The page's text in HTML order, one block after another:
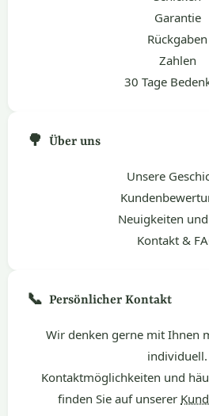
Garantie
Rückgaben
Zahlen
30 Tage
🌳 Über uns
Unsere
Neuigkeiten
Kontakt &
📞 Persönlicher Kontakt
Wir denken gerne mit Ihnen
individuell.
Kontaktmöglichkeiten und
finden Sie auf unserer